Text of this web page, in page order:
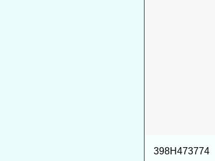
398H473774